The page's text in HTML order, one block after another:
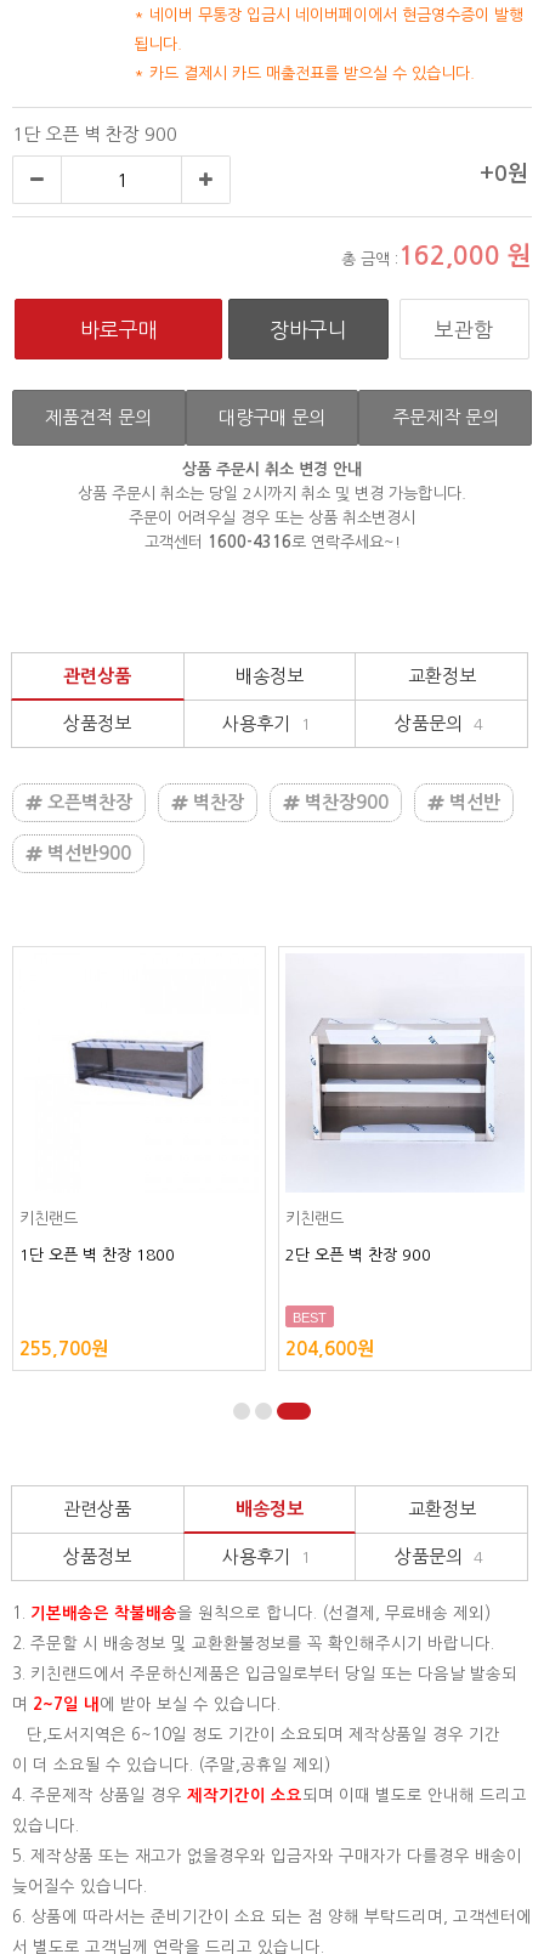
* 네이버 무통장 입금시 네이버페이에서 현금영수증이 발행
됩니다.
* 카드 결제시 카드 매출전표를 받으실 수 있습니다.
1단 오픈 벽 찬장 900
+0원
총 금액 : 162,000 원
보관함
제품견적 문의 대량구매 문의 주문제작 문의
상품 주문시 취소 변경 안내
상품 주문시 취소는 당일 2시까지 취소 및 변경 가능합니다.
주문이 어려우실 경우 또는 상품 취소변경시
고객센터
1600-4316로 연락주세요~!
관련상품 배송정보 교환정보
상품정보 사용후기 1 상품문의 4
오픈벽찬장 벽찬장 벽찬장900 벽선반
벽선반900
키친랜드
캐비넷 벽 찬장 900
238,700원
키친랜드
1단 오픈 벽 찬장 1200
204,600원
관련상품 배송정보 교환정보
상품정보 사용후기 1 상품문의 4
1. 기본배송은 착불배송을 원칙으로 합니다. (선결제, 무료배송 제외)
2. 주문할 시 배송정보 및 교환환불정보를 꼭 확인해주시기 바랍니다.
3. 키친랜드에서 주문하신제품은 입금일로부터 당일 또는 다음날 발송되
며
2~7일 내 에 받아 보실 수 있습니다.
단,도서지역은 6~10일 정도 기간이 소요되며 제작상품일 경우 기간
이 더 소요될 수 있습니다. (주말,공휴일 제외)
4. 주문제작 상품일 경우 제작기간이 소요되며 이때 별도로 안내해 드리고
있습니다.
5. 제작상품 또는 재고가 없을경우와 입금자와 구매자가 다를경우 배송이
늦어질수 있습니다.
6. 상품에 따라서는 준비기간이 소요 되는 점 양해 부탁드리며, 고객센터에
서 별도로 고객님께 연락을 드리고 있습니다.